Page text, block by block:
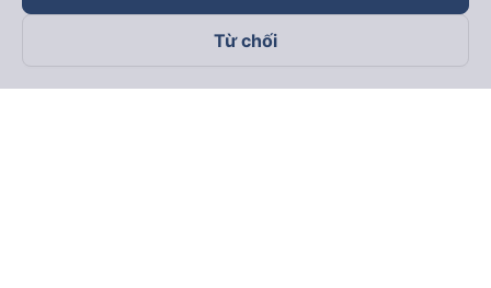
Theo dõi chúng tôi trên
Từ chối